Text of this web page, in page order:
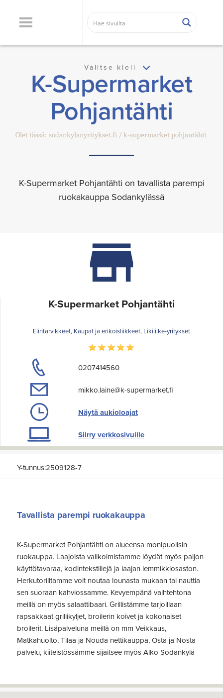
Valitse kieli
K-Supermarket
Pohjantähti
Olet tässä: sodankylanyritykset.fi k-supermarket pohjantähti
K-Supermarket Pohjantähti on tavallista parempi
ruokakauppa Sodankylässä
K-Supermarket Pohjantähti
Elintarvikkeet, Kaupat ja erikoisliikkeet, Likiliike-yritykset
0207414560
mikko.laine@k-supermarket.fi
Näytä aukioloajat
Siirry verkkosivuille
Y-tunnus:2509128-7
Tavallista parempi ruokakauppa
K-Supermarket Pohjantähti on alueensa monipuolisin
ruokauppa. Laajoista valikoimistamme löydät myös paljon
käyttötavaraa, kodintekstiilejä ja laajan lemmikkiosaston.
Herkutorilltamme voit noutaa lounasta mukaan tai nauttia
sen suoraan kahviossamme. Kevyempänä vaihtehtona
meillä on myös salaattibaari. Grillistämme tarjoillaan
rapsakkaat grillikyljet, broilerin koivet ja kokonaiset
broilerit. Lisäpalveluna meillä on mm Veikkaus,
Matkahuolto, Tilaa ja Nouda nettikauppa, Osta ja Nosta
palvelu, kiiteistössämme sijaitsee myös Alko Sodankylä